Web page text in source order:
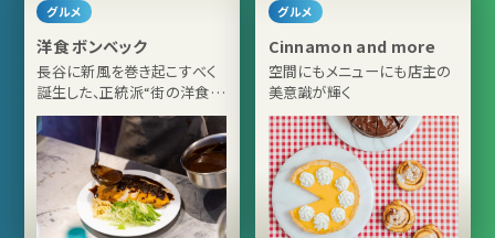
グルメ
洋食 ボンベック
長谷に新風を巻き起こすべく
誕生した、正統派“街の洋食屋
さん”
グルメ
Cinnamon and more
空間にもメニューにも店主の
美意識が輝く